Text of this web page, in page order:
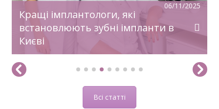
06/11/2025
Кращі імплантологи, які
встановлюють зубні імпланти в
Києві
Всі статті